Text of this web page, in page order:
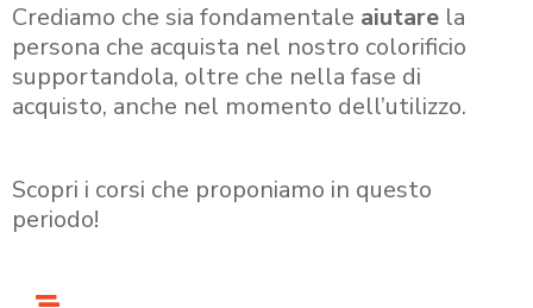
Crediamo che sia fondamentale aiutare la
persona che acquista nel nostro colorificio
supportandola, oltre che nella fase di
acquisto, anche nel momento dell’utilizzo.
Scopri i corsi che proponiamo in questo
periodo!